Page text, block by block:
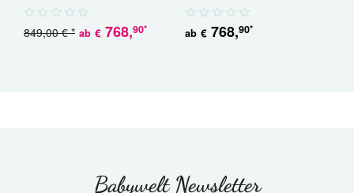
ab € 768,90*
849,00 € * ab € 768,90*
Babywelt Newsletter